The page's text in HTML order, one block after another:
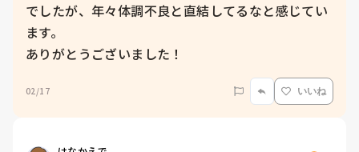
でしたが、年々体調不良と直結してるなと感じてい
ます。
ありがとうございました！
02/17 いいね